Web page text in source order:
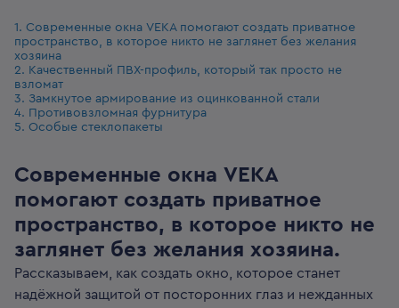
1. Современные окна VEKA помогают создать приватное
пространство, в которое никто не заглянет без желания
хозяина
2. Качественный ПВХ-профиль, который так просто не
взломат
3. Замкнутое армирование из оцинкованной стали
4. Противовзломная фурнитура
5. Особые стеклопакеты
Современные окна VEKA
помогают создать приватное
пространство, в которое никто не
заглянет без желания хозяина.
Рассказываем, как создать окно, которое станет
надёжной защитой от посторонних глаз и нежданных